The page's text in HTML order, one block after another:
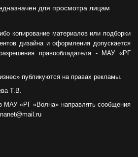
для просмотра лицам
копирование материалов или подборки
дизайна и оформления допускается
правообладателя - МАУ «РГ
публикуются на правах рекламы.
Т.В.
МАУ «РГ «Волна» направлять сообщения